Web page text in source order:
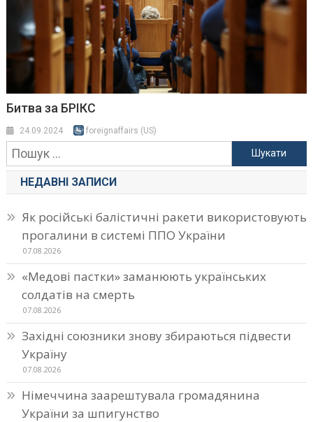
Битва за БРІКС
24.09.2024 foreignaffairs (US)
Пошук:
НЕДАВНІ ЗАПИСИ
Як російські балістичні ракети використовують
прогалини в системі ППО України
07.08.2026
«Медові пастки» заманюють українських
солдатів на смерть
07.08.2026
Західні союзники знову збираються підвести
Україну
07.08.2026
Німеччина заарештувала громадянина
України за шпигунство